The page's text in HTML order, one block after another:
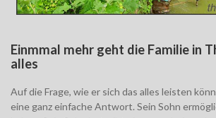
Einmmal mehr geht die Familie in
alles
Auf die Frage, wie er sich das alles leisten
eine ganz einfache Antwort. Sein Sohn